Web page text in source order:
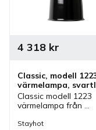
Classic, modell
värmelampa,
fastmontering
Classic modell 1223
värmelampa från
fastmontering.
4 318kr
Stayhot